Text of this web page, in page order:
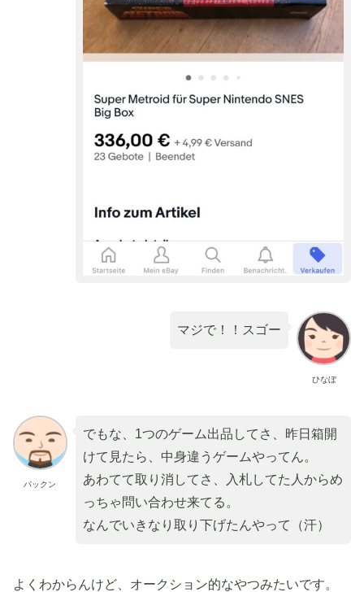
ひなぼ
マジで！！スゴー
パックン
でもな、1つのゲーム出品してさ、昨日箱開
けて見たら、中身違うゲームやってん。
あわてて取り消してさ、入札してた人からめ
っちゃ問い合わせ来てる。
なんでいきなり取り下げたんやって（汗）
よくわからんけど、オークション的なやつみたいです。